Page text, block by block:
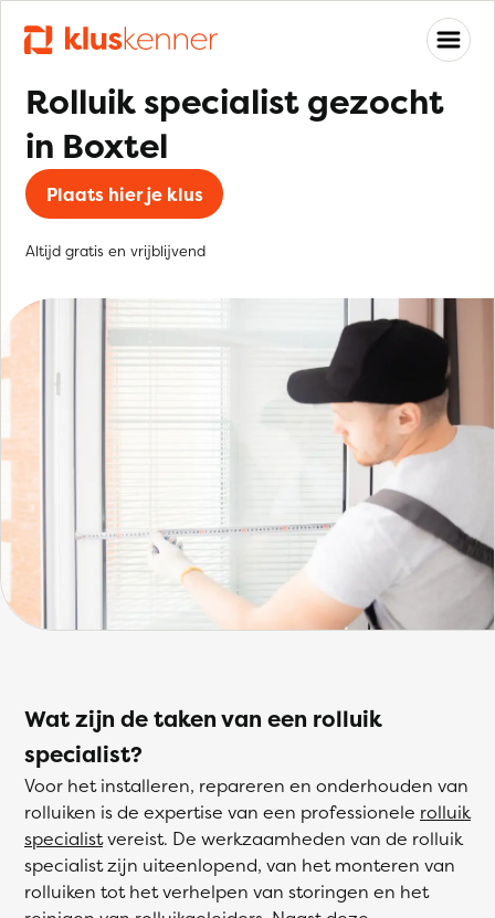
Rolluik specialist gezocht
in Boxtel
Plaats hier je klus
Altijd gratis en vrijblijvend
Wat zijn de taken van een rolluik
specialist?
Voor het installeren, repareren en onderhouden van
rolluiken is de expertise van een professionele rolluik
specialistvereist. De werkzaamheden van de rolluik
specialist zijn uiteenlopend, van het monteren van
rolluiken tot het verhelpen van storingen en het